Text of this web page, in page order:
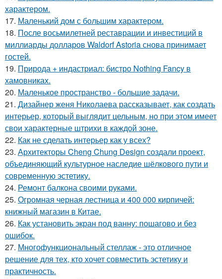
характером.
17. Маленький дом с большим характером.
18. После восьмилетней реставрации и инвестиций в
миллиарды долларов Waldorf Astoria снова принимает
гостей.
19. Природа + индастриал: бистро Nothing Fancy в
хамовниках.
20. Маленькое пространство - большие задачи.
21. Дизайнер женя Николаева рассказывает, как создать
интерьер, который выглядит цельным, но при этом имеет
свои характерные штрихи в каждой зоне.
22. Как не сделать интерьер как у всех?
23. Архитекторы Cheng Chung Design создали проект,
объединяющий культурное наследие шёлкового пути и
современную эстетику.
24. Ремонт балкона своими руками.
25. Огромная черная лестница и 400 000 кирпичей:
книжный магазин в Китае.
26. Как установить экран под ванну: пошагово и без
ошибок.
27. Многофункциональный стеллаж - это отличное
решение для тех, кто хочет совместить эстетику и
практичность.